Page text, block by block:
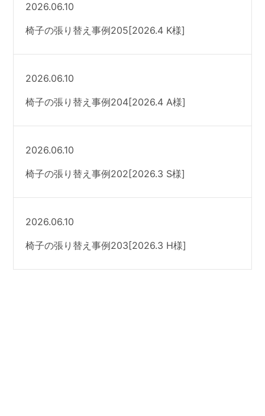
2026.06.10
椅子の張り替え事例205[2026.4 K様]
2026.06.10
椅子の張り替え事例204[2026.4 A様]
2026.06.10
椅子の張り替え事例202[2026.3 S様]
2026.06.10
椅子の張り替え事例203[2026.3 H様]